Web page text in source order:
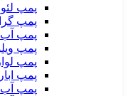
پمپ لئو
پمپ
پمپ آب
پمپ
پمپ
پمپ ابارا
پمپ آب